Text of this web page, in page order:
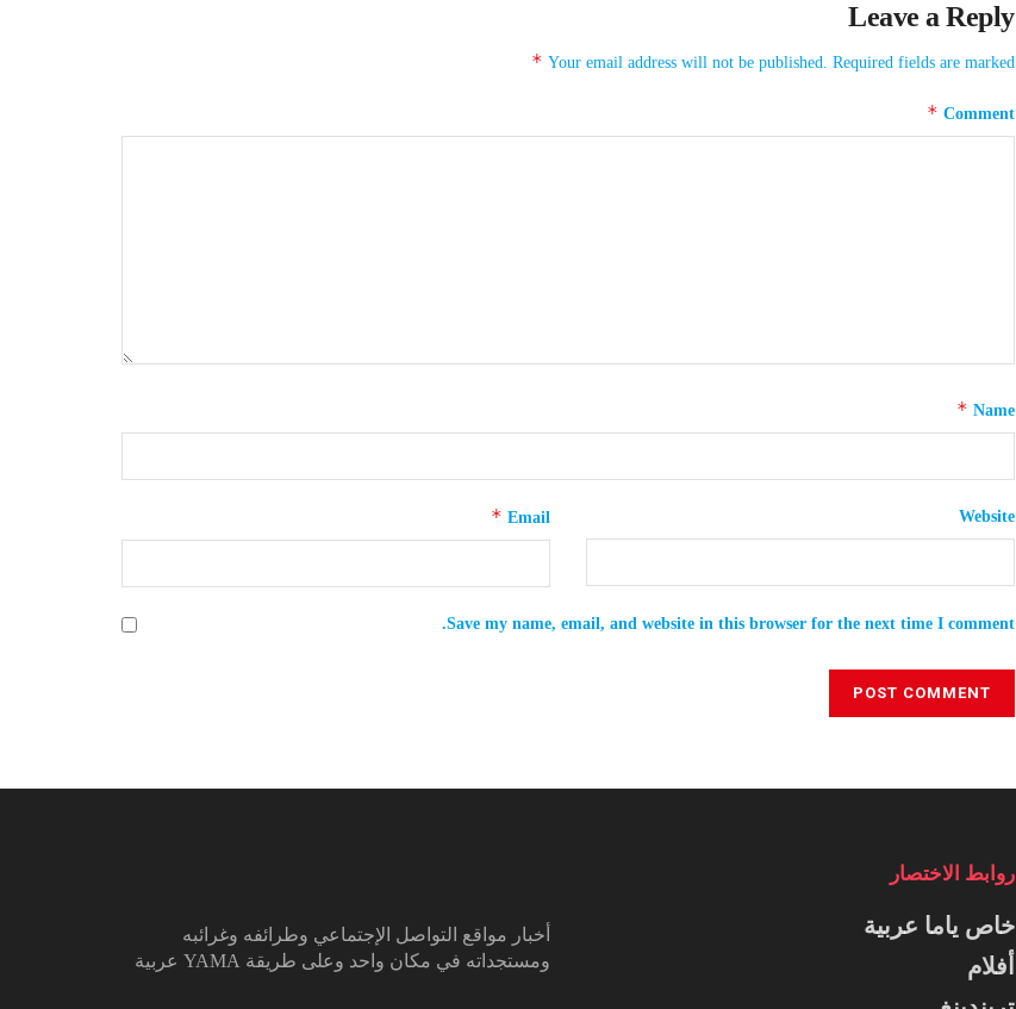
Leave a Reply
Your email address will not be published. Required fields are marked
*
Comment
*
Name
*
Email
* Website
Save my name, email, and website in this browser for the next time I comment.
أخبار مواقع التواصل الإجتماعي وطرائفه وغرائبه
ومستجداته في مكان واحد وعلى طريقة YAMA عربية
روابط الاختصار
خاص ياما عربية
أفلام